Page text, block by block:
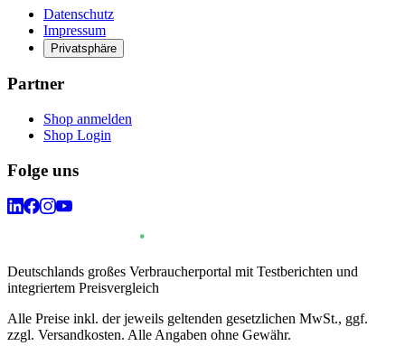
Datenschutz
Impressum
Privatsphäre
Partner
Shop anmelden
Shop Login
Folge uns
Deutschlands großes Verbraucherportal mit Testberichten und
integriertem Preisvergleich
Alle Preise inkl. der jeweils geltenden gesetzlichen MwSt., ggf.
zzgl. Versandkosten. Alle Angaben ohne Gewähr.